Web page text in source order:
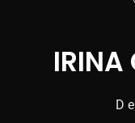
IRINA